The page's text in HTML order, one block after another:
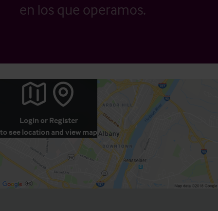
en los que operamos.
Login or Register
to see location and view map